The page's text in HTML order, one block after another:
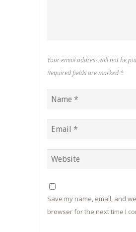
Your email address will not be
Required fields are marked *
Save my name, email, and
browser for the next time I